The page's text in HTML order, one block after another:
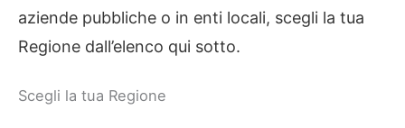
aziende pubbliche o in enti locali, scegli la tua
Regione dall’elenco qui sotto.
Scegli la tua Regione